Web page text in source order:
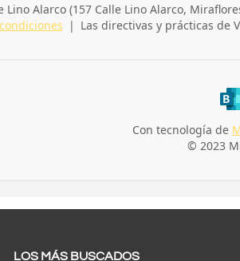
LOS MÁS BUSCADOS